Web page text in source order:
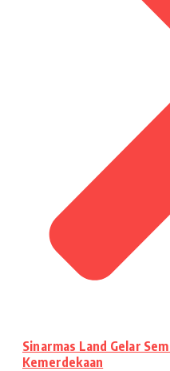
Sinarmas Land Gelar
Kemerdekaan